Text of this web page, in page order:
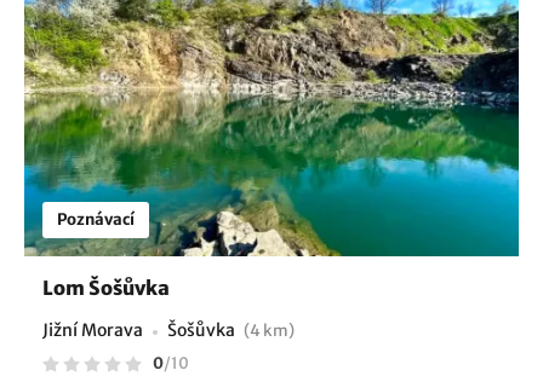
Poznávací
Lom Šošůvka
Jižní Morava Šošůvka (4 km)
0/10